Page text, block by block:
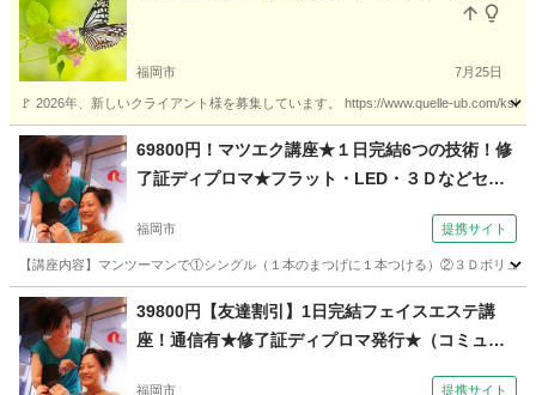
福岡市 7月25日
🚩 2026年、新しいクライアント様を募集しています。 https://www.quelle-ub.com/
福岡 福岡市 その他 リージョン
69800円！マツエク講座★１日完結6つの技術！修
了証ディプロマ★フラット・LED・３Ｄなどセッ
校）
福岡市 提携サイト
【講座内容】マンツーマンで①シングル（１本のまつげに１本つける）②３Ｄボリュ
福岡 福岡市 メイク
39800円【友達割引】1日完結フェイスエステ講
座！通信有★修了証ディプロマ発行★（コミュニ
福岡市 提携サイト